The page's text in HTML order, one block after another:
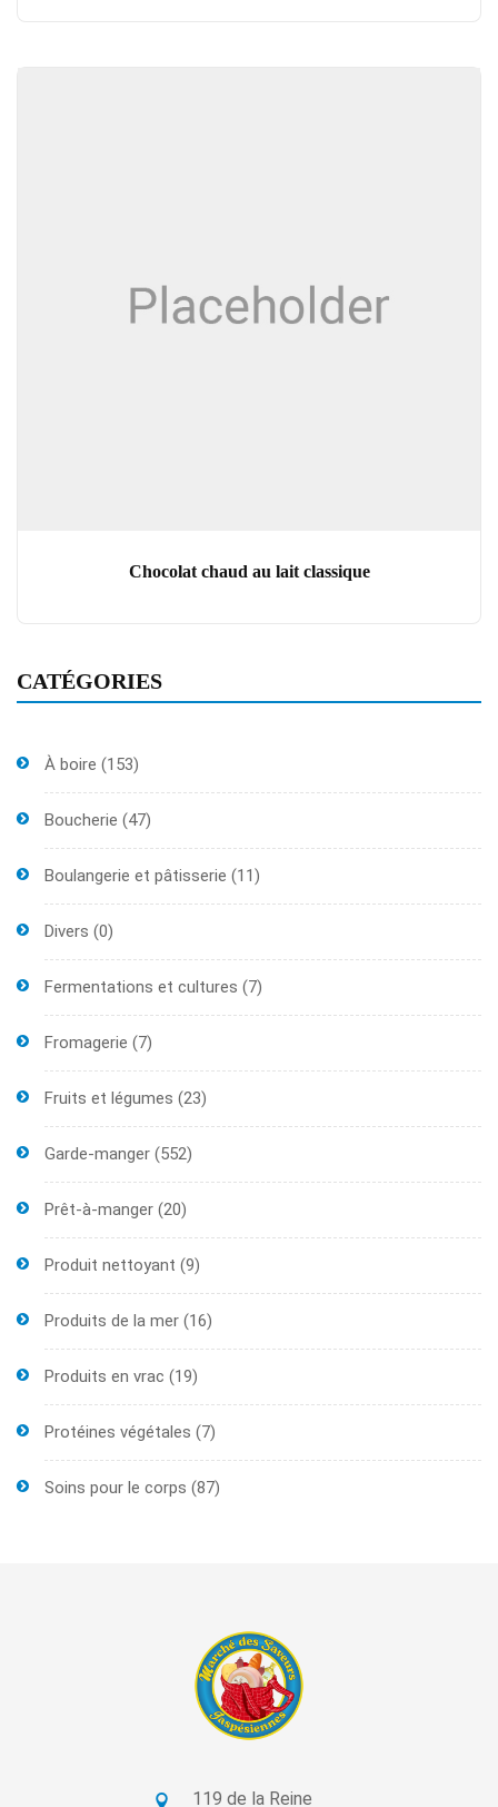
CATÉGORIES
À boire (153)
Boucherie (47)
Boulangerie et pâtisserie (11)
Divers (0)
Fermentations et cultures (7)
Fromagerie (7)
Fruits et légumes (23)
Garde-manger (552)
Prêt-à-manger (20)
Produit nettoyant (9)
Produits de la mer (16)
Produits en vrac (19)
Protéines végétales (7)
Soins pour le corps (87)
Chocolat chaud au lait classique
119 de la Reine